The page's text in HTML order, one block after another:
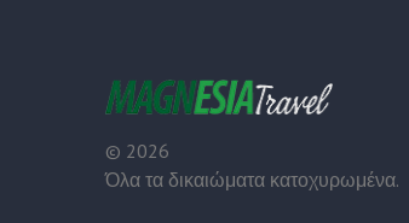
© 2026
Όλα τα δικαιώματα κατοχυρωμένα.